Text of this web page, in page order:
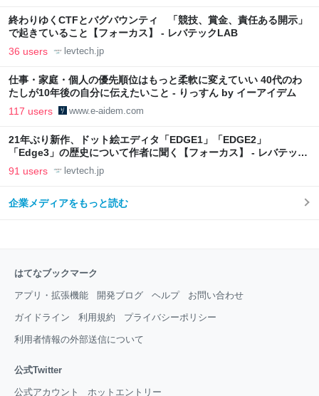
終わりゆくCTFとバグバウンティ 「競技、賞金、責任ある開示」
で起きていること【フォーカス】 - レバテックLAB
36 users levtech.jp
仕事・家庭・個人の優先順位はもっと柔軟に変えていい 40代のわ
たしが10年後の自分に伝えたいこと - りっすん by イーアイデム
117 users www.e-aidem.com
21年ぶり新作、ドット絵エディタ「EDGE1」「EDGE2」
「Edge3」の歴史について作者に聞く【フォーカス】 - レバテック
LAB
91 users levtech.jp
企業メディアをもっと読む
はてなブックマーク
アプリ・拡張機能 開発ブログ ヘルプ お問い合わせ
ガイドライン 利用規約 プライバシーポリシー
利用者情報の外部送信について
公式Twitter
公式アカウント ホットエントリー